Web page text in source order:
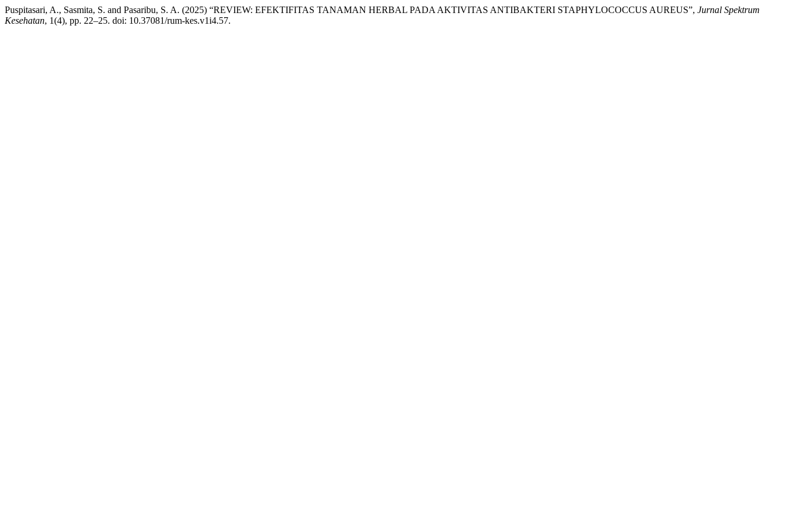
Puspitasari, A., Sasmita, S. and Pasaribu, S. A. (2025) “REVIEW: EFEKTIFITAS TANAMAN HERBAL PADA AKTIVITAS ANTIBAKTERI STAPHYLOCOCCUS AUREUS”, Jurnal Spektrum
Kesehatan, 1(4), pp. 22–25. doi: 10.37081/rum-kes.v1i4.57.